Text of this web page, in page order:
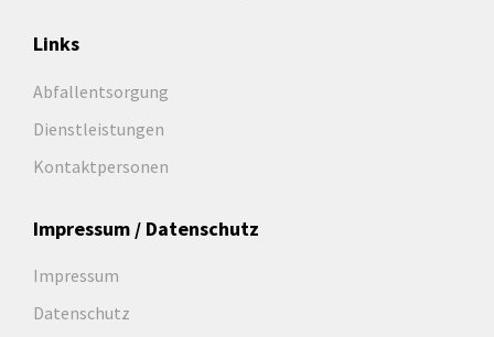
Links
Abfallentsorgung
Dienstleistungen
Kontaktpersonen
Impressum / Datenschutz
Impressum
Datenschutz